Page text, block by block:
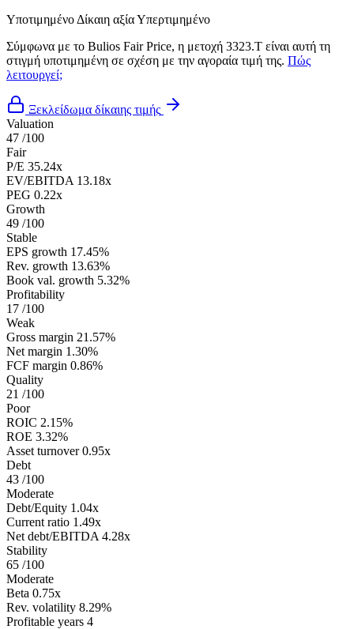
Υποτιμημένο Δίκαιη αξίαΥπερτιμημένο
Σύμφωνα με το Bulios Fair Price, η μετοχή 3323.T είναι αυτή τη
στιγμή υποτιμημένη σε σχέση με την αγοραία τιμή της. Πώς
λειτουργεί;
Ξεκλείδωμα δίκαιης τιμής
Valuation
47 /100
Fair
P/E 35.24x
EV/EBITDA 13.18x
PEG 0.22x
Growth
49 /100
Stable
EPS growth 17.45%
Rev. growth 13.63%
Book val. growth 5.32%
Profitability
17 /100
Weak
Gross margin 21.57%
Net margin 1.30%
FCF margin 0.86%
Quality
21 /100
Poor
ROIC 2.15%
ROE 3.32%
Asset turnover 0.95x
Debt
43 /100
Moderate
Debt/Equity 1.04x
Current ratio 1.49x
Net debt/EBITDA 4.28x
Stability
65 /100
Moderate
Beta 0.75x
Rev. volatility 8.29%
Profitable years 4